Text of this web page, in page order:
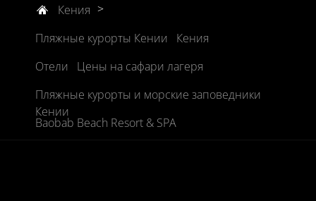
Кения >
Пляжные курорты Кении
Кения
Отели
Цены на сафари лагеря
Пляжные курорты и морские заповедники
Кении
Baobab Beach Resort & SPA